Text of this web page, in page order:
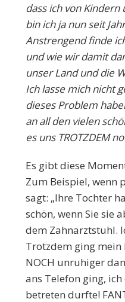
dass ich von
bin ich ja nun seit
Anstrengend finde
und wie wir damit
unser Land und die
Ich lasse mich nicht
dieses Problem
an all den vielen
es uns TROTZDEM
Es gibt diese
Zum Beispiel, wenn
sagt: „Ihre Tochter
schön, wenn Sie sie
dem Zahnarztstuhl.
Trotzdem ging mein
NOCH unruhiger
ans Telefon ging,
betreten durfte!